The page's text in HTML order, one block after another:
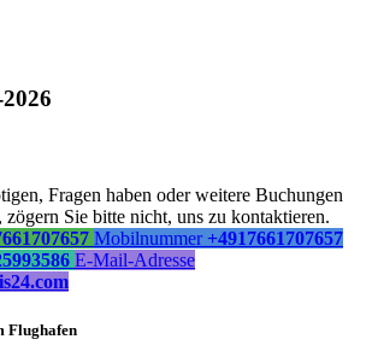
Fragen haben oder weitere Buchungen
zögern Sie bitte nicht, uns zu kontaktieren.
Mobilnummer +4917661707657
E-Mail-Adresse
Flughafen